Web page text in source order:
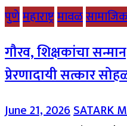
पुणेमहाराष्ट्रमावळ
गौरव, शिक्षकांचा
प्रेरणादायी सत्कार
June 21, 2026SATARK